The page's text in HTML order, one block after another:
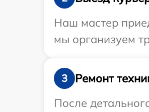
Наш мастер
мы организуем
3
Ремонт
После